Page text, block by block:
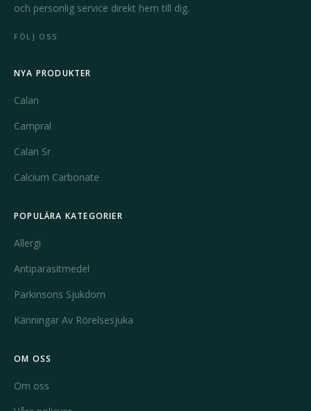
och personlig service direkt hem till dig.
FÖLJ OSS
NYA PRODUKTER
Calan
Campral
Calan Sr
Calcium Carbonate
POPULÄRA KATEGORIER
Allergi
Antiparasitmedel
Parkinsons Sjukdom
Känningar Av Rörelsesjuka
OM OSS
Om oss